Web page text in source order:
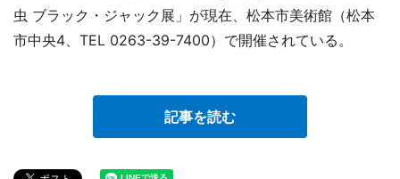
虫 ブラック・ジャック展」が現在、松本市美術館（松本
市中央4、TEL 0263-39-7400）で開催されている。
記事を読む